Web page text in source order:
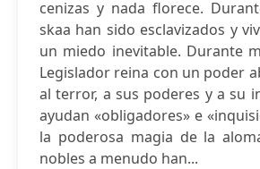
cenizas y nada florece.
skaa han sido esclavizados y
un miedo inevitable. Durante
Legislador reina con un poder
al terror, a sus poderes y a su
ayudan «obligadores» e
la poderosa magia de la
nobles a menudo han...